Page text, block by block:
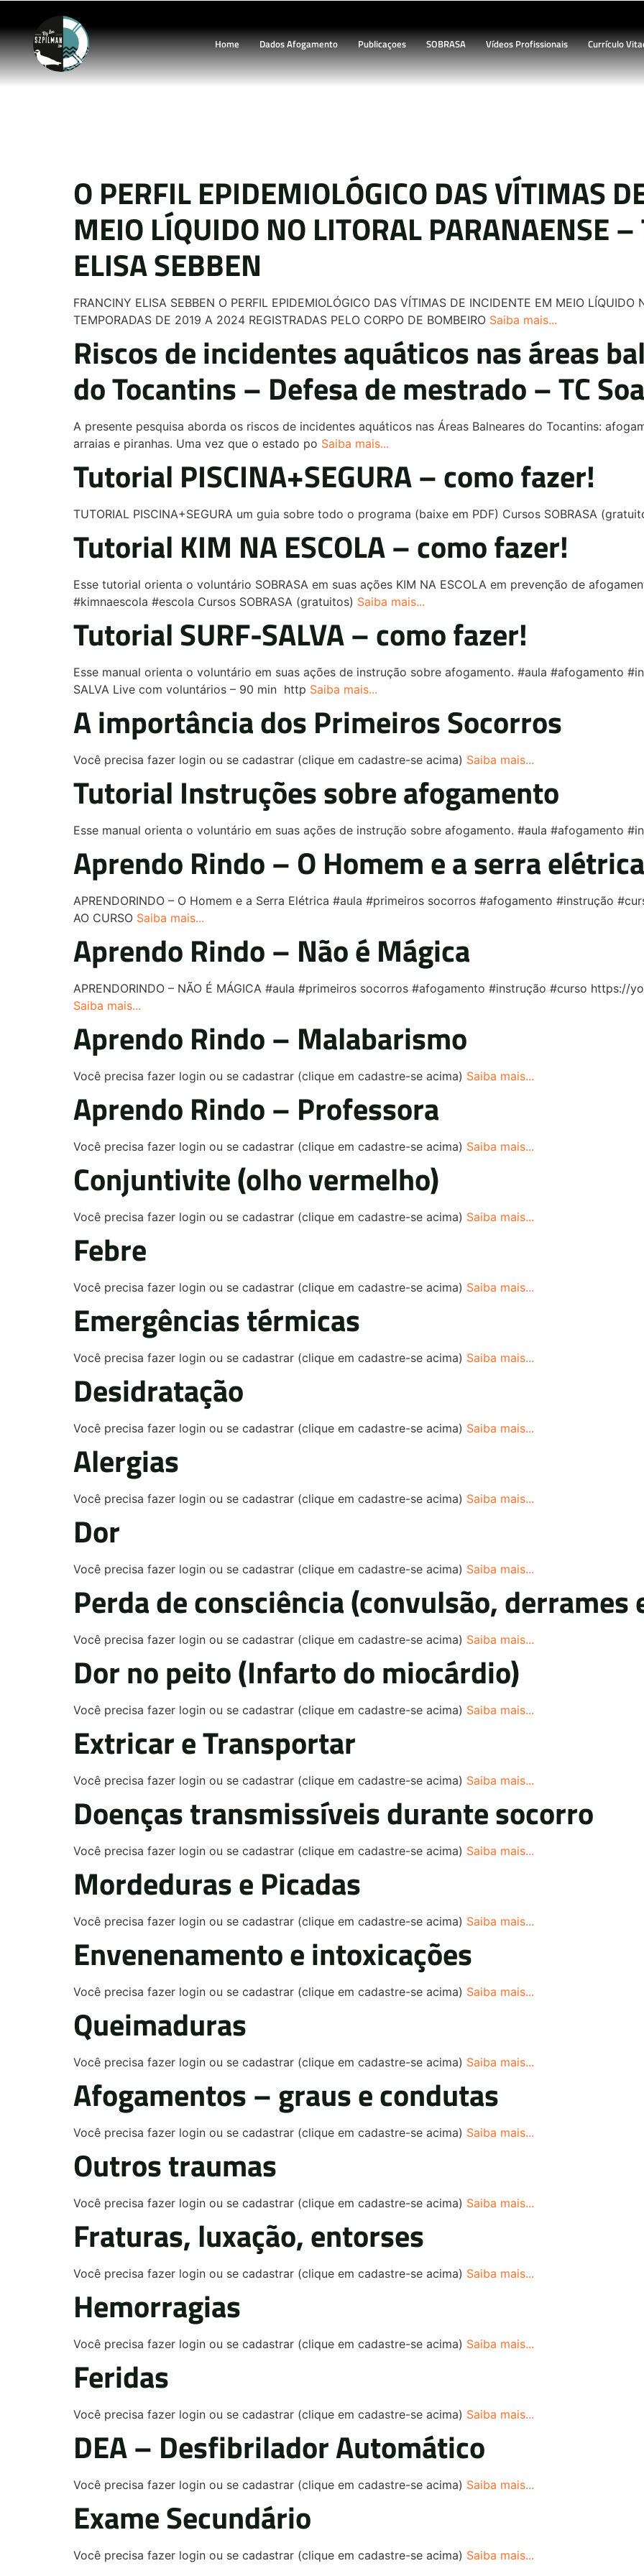
Home Dados Afogamento Publicaçoes SOBRASA Vídeos Profissionais Currículo
Artigos e Monografias
O PERFIL EPIDEMIOLÓGICO DAS VÍTIMAS
MEIO LÍQUIDO NO LITORAL PARANAENSE
ELISA SEBBEN
FRANCINY ELISA SEBBEN O PERFIL EPIDEMIOLÓGICO DAS VÍTIMAS DE INCIDENTE EM MEIO LÍQUIDO
TEMPORADAS DE 2019 A 2024 REGISTRADAS PELO CORPO DE BOMBEIRO Saiba mais...
Riscos de incidentes aquáticos nas áreas
do Tocantins – Defesa de mestrado – TC
A presente pesquisa aborda os riscos de incidentes aquáticos nas Áreas Balneares do Tocantins:
arraias e piranhas. Uma vez que o estado po Saiba mais...
Tutorial PISCINA+SEGURA – como fazer!
TUTORIAL PISCINA+SEGURA um guia sobre todo o programa (baixe em PDF) Cursos SOBRASA
Tutorial KIM NA ESCOLA – como fazer!
Esse tutorial orienta o voluntário SOBRASA em suas ações KIM NA ESCOLA em prevenção de
#kimnaescola #escola Cursos SOBRASA (gratuitos) Saiba mais...
Tutorial SURF-SALVA – como fazer!
Esse manual orienta o voluntário em suas ações de instrução sobre afogamento. #aula #afogamento
SALVA Live com voluntários – 90 min http Saiba mais...
A importância dos Primeiros Socorros
Você precisa fazer login ou se cadastrar (clique em cadastre-se acima) Saiba mais...
Tutorial Instruções sobre afogamento
Esse manual orienta o voluntário em suas ações de instrução sobre afogamento. #aula #afogamento
Aprendo Rindo – O Homem e a serra elétrica
APRENDORINDO – O Homem e a Serra Elétrica #aula #primeiros socorros #afogamento #instrução
AO CURSO Saiba mais...
Aprendo Rindo – Não é Mágica
APRENDORINDO – NÃO É MÁGICA #aula #primeiros socorros #afogamento #instrução #curso https://
Saiba mais...
Aprendo Rindo – Malabarismo
Você precisa fazer login ou se cadastrar (clique em cadastre-se acima) Saiba mais...
Aprendo Rindo – Professora
Você precisa fazer login ou se cadastrar (clique em cadastre-se acima) Saiba mais...
Conjuntivite (olho vermelho)
Você precisa fazer login ou se cadastrar (clique em cadastre-se acima) Saiba mais...
Febre
Você precisa fazer login ou se cadastrar (clique em cadastre-se acima) Saiba mais...
Emergências térmicas
Você precisa fazer login ou se cadastrar (clique em cadastre-se acima) Saiba mais...
Desidratação
Você precisa fazer login ou se cadastrar (clique em cadastre-se acima) Saiba mais...
Alergias
Você precisa fazer login ou se cadastrar (clique em cadastre-se acima) Saiba mais...
Dor
Você precisa fazer login ou se cadastrar (clique em cadastre-se acima) Saiba mais...
Perda de consciência (convulsão, derrames
Você precisa fazer login ou se cadastrar (clique em cadastre-se acima) Saiba mais...
Dor no peito (Infarto do miocárdio)
Você precisa fazer login ou se cadastrar (clique em cadastre-se acima) Saiba mais...
Extricar e Transportar
Você precisa fazer login ou se cadastrar (clique em cadastre-se acima) Saiba mais...
Doenças transmissíveis durante socorro
Você precisa fazer login ou se cadastrar (clique em cadastre-se acima) Saiba mais...
Mordeduras e Picadas
Você precisa fazer login ou se cadastrar (clique em cadastre-se acima) Saiba mais...
Envenenamento e intoxicações
Você precisa fazer login ou se cadastrar (clique em cadastre-se acima) Saiba mais...
Queimaduras
Você precisa fazer login ou se cadastrar (clique em cadastre-se acima) Saiba mais...
Afogamentos – graus e condutas
Você precisa fazer login ou se cadastrar (clique em cadastre-se acima) Saiba mais...
Outros traumas
Você precisa fazer login ou se cadastrar (clique em cadastre-se acima) Saiba mais...
Fraturas, luxação, entorses
Você precisa fazer login ou se cadastrar (clique em cadastre-se acima) Saiba mais...
Hemorragias
Você precisa fazer login ou se cadastrar (clique em cadastre-se acima) Saiba mais...
Feridas
Você precisa fazer login ou se cadastrar (clique em cadastre-se acima) Saiba mais...
DEA – Desfibrilador Automático
Você precisa fazer login ou se cadastrar (clique em cadastre-se acima) Saiba mais...
Exame Secundário
Você precisa fazer login ou se cadastrar (clique em cadastre-se acima) Saiba mais...